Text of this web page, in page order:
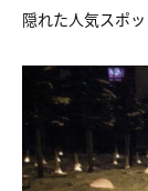
隠れた人気スポ